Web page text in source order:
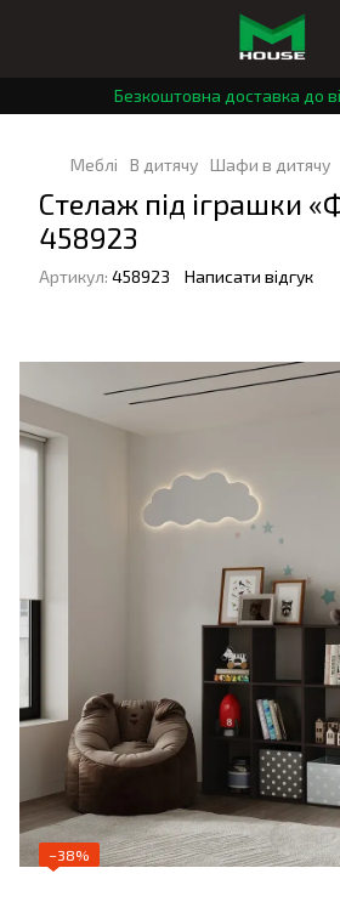
Безкоштовна доставка до
Меблі В дитячу Шафи в дитячу
Стелаж під іграшки
458923
Артикул: 458923 Написати відгук
−38%